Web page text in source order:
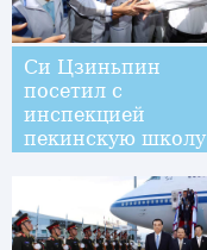
Си Цзиньпин
посетил с
инспекцией
пекинскую школу